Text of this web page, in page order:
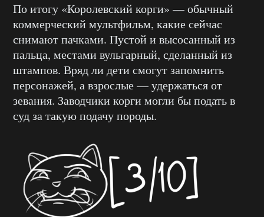
По итогу «Королевский корги» — обычный
коммерческий мультфильм, какие сейчас
снимают пачками. Пустой и высосанный из
пальца, местами вульгарный, сделанный из
штампов. Вряд ли дети смогут запомнить
персонажей, а взрослые — удержаться от
зевания. Заводчики корги могли бы подать в
суд за такую подачу породы.